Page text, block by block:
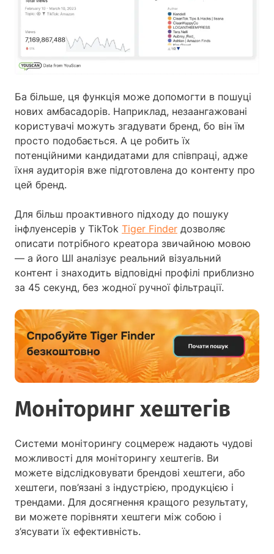
Ба більше, ця функція може допомогти в пошуці
нових амбасадорів. Наприклад, незаангажовані
користувачі можуть згадувати бренд, бо він їм
просто подобається. А це робить їх
потенційними кандидатами для співпраці, адже
їхня аудиторія вже підготовлена до контенту про
цей бренд.
Для більш проактивного підходу до пошуку
інфлуенсерів у TikTok Tiger Finder дозволяє
описати потрібного креатора звичайною мовою
— а його ШІ аналізує реальний візуальний
контент і знаходить відповідні профілі приблизно
за 45 секунд, без жодної ручної фільтрації.
Моніторинг хештегів
Системи моніторингу соцмереж надають чудові
можливості для моніторингу хештегів. Ви
можете відслідковувати брендові хештеги, або
хештеги, пов’язані з індустрією, продукцією і
трендами. Для досягнення кращого результату,
ви можете порівняти хештеги між собою і
з’ясувати їх ефективність.